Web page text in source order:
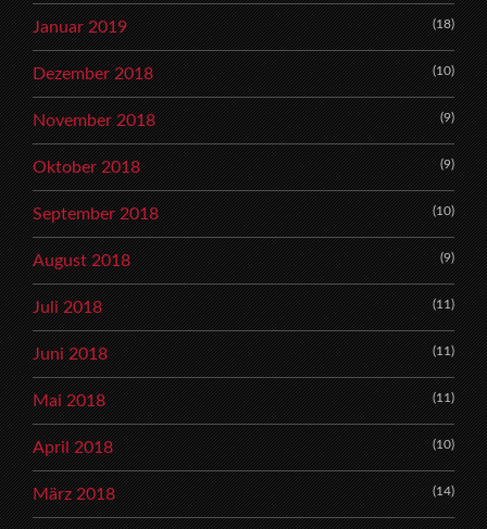
Januar 2019 (18)
Dezember 2018 (10)
November 2018 (9)
Oktober 2018 (9)
September 2018 (10)
August 2018 (9)
Juli 2018 (11)
Juni 2018 (11)
Mai 2018 (11)
April 2018 (10)
März 2018 (14)